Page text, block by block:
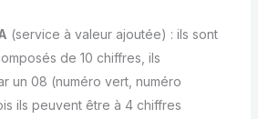
(service à valeur ajoutée) : ils sont
de 10 chiffres, ils
un 08 (numéro vert, numéro
ils peuvent être à 4 chiffres